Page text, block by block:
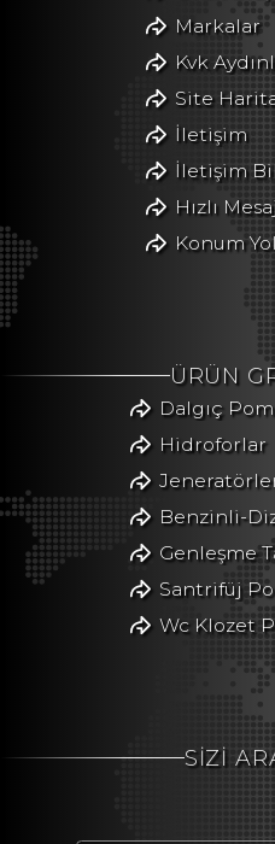
Markalar
Kvk
Site
İletişim
İletişim
Hızlı
Konum
ÜRÜN
Dalgıç
Hidroforlar
Benzinli-
Genleşme
Santrifüj
Wc Klozet
SİZİ